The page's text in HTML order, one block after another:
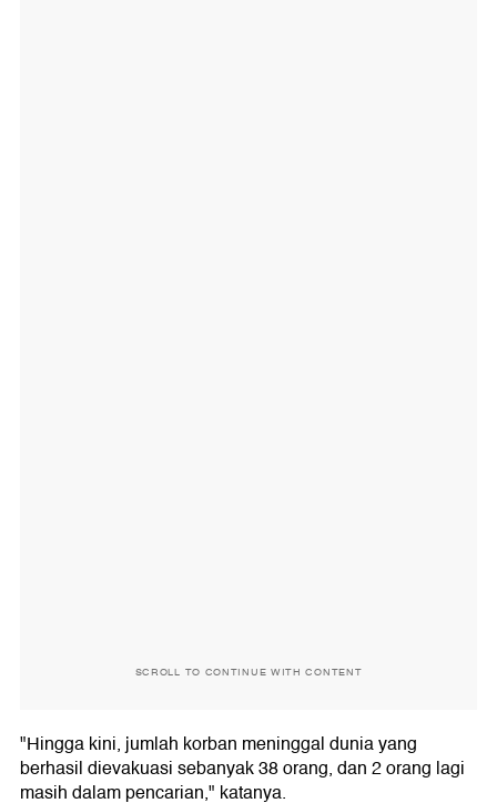
SCROLL TO CONTINUE WITH CONTENT
"Hingga kini, jumlah korban meninggal dunia yang
berhasil dievakuasi sebanyak 38 orang, dan 2 orang lagi
masih dalam pencarian," katanya.